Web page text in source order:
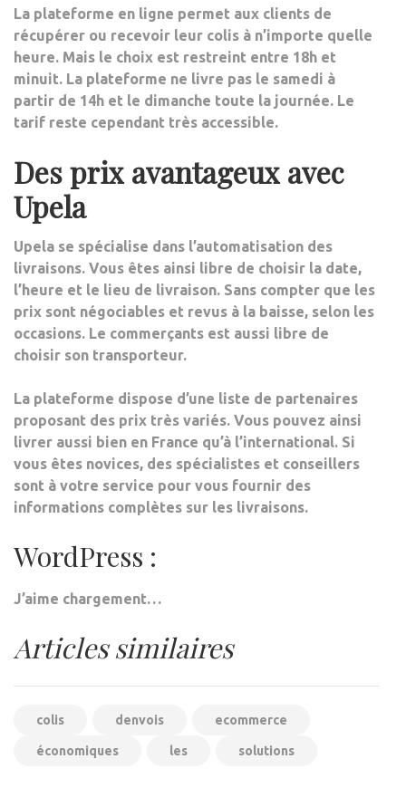
La plateforme en ligne permet aux clients de
récupérer ou recevoir leur colis à n’importe quelle
heure. Mais le choix est restreint entre 18h et
minuit. La plateforme ne livre pas le samedi à
partir de 14h et le dimanche toute la journée. Le
tarif reste cependant très accessible.
Des prix avantageux avec
Upela
Upela se spécialise dans l’automatisation des
livraisons. Vous êtes ainsi libre de choisir la date,
l’heure et le lieu de livraison. Sans compter que les
prix sont négociables et revus à la baisse, selon les
occasions. Le commerçants est aussi libre de
choisir son transporteur.
La plateforme dispose d’une liste de partenaires
proposant des prix très variés. Vous pouvez ainsi
livrer aussi bien en France qu’à l’international. Si
vous êtes novices, des spécialistes et conseillers
sont à votre service pour vous fournir des
informations complètes sur les livraisons.
WordPress :
J’aime chargement…
Articles similaires
colis denvois ecommerce
économiques les solutions